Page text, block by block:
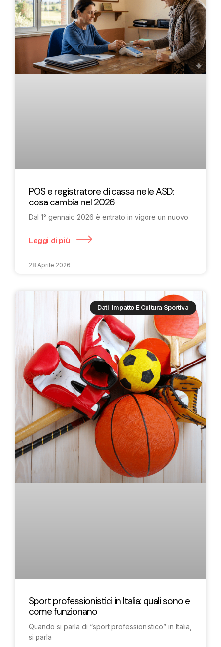
POS e registratore di cassa nelle ASD:
cosa cambia nel 2026
Dal 1° gennaio 2026 è entrato in vigore un nuovo
Leggi di più
28 Aprile 2026
Dati, Impatto E Cultura Sportiva
Sport professionistici in Italia: quali sono e
come funzionano
Quando si parla di “sport professionistico” in Italia,
si parla